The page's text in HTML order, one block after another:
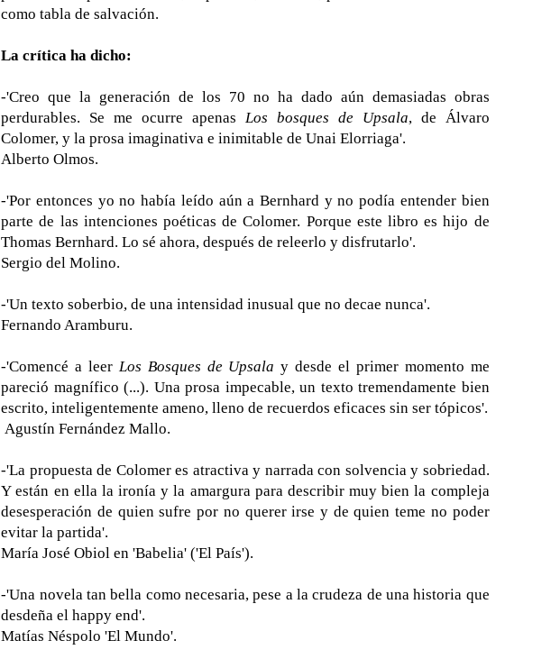
como tabla de salvación.
La crítica ha dicho:
-'Creo que la generación de los 70 no ha dado aún demasiadas obras
perdurables. Se me ocurre apenas Los bosques de Upsala, de Álvaro
Colomer, y la prosa imaginativa e inimitable de Unai Elorriaga'.
Alberto Olmos.
-'Por entonces yo no había leído aún a Bernhard y no podía entender bien
parte de las intenciones poéticas de Colomer. Porque este libro es hijo de
Thomas Bernhard. Lo sé ahora, después de releerlo y disfrutarlo'.
Sergio del Molino.
-'Un texto soberbio, de una intensidad inusual que no decae nunca'.
Fernando Aramburu.
-'Comencé a leer Los Bosques de Upsalay desde el primer momento me
pareció magnífico (...). Una prosa impecable, un texto tremendamente bien
escrito, inteligentemente ameno, lleno de recuerdos eficaces sin ser tópicos'.
Agustín Fernández Mallo.
-'La propuesta de Colomer es atractiva y narrada con solvencia y sobriedad.
Y están en ella la ironía y la amargura para describir muy bien la compleja
desesperación de quien sufre por no querer irse y de quien teme no poder
evitar la partida'.
María José Obiol en 'Babelia' ('El País').
-'Una novela tan bella como necesaria, pese a la crudeza de una historia que
desdeña el happy end'.
Matías Néspolo 'El Mundo'.